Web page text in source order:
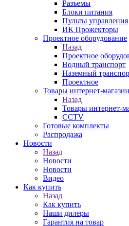
Разъемы
Блоки питания
Пульты управления
ИК Прожекторы
Проектное оборудование
Назад
Проектное
Водный транспорт
Наземный
Проектное
Товары интернет-
Назад
Товары интернет-
CCTV
Готовые комплекты
Распродажа
Новости
Назад
Новости
Новости
Видео
Как купить
Назад
Как купить
Наши дилеры
Гарантия на товар